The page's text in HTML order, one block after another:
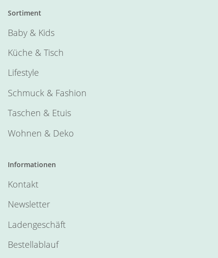
Sortiment
Baby & Kids
Küche & Tisch
Lifestyle
Schmuck & Fashion
Taschen & Etuis
Wohnen & Deko
Informationen
Kontakt
Newsletter
Ladengeschäft
Bestellablauf